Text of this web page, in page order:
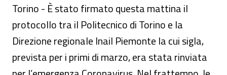
Torino - È stato firmato questa mattina il
protocollo tra il Politecnico di Torino e la
Direzione regionale Inail Piemonte la cui sigla,
prevista per i primi di marzo, era stata rinviata